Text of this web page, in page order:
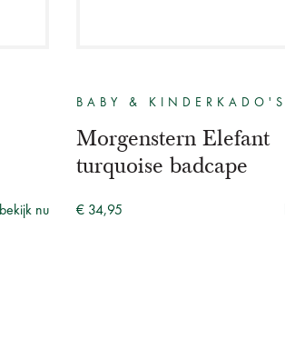
bekijk nu
BABY & KINDERKADO'S
Morgenstern Elefant
turquoise badcape
€ 34,95